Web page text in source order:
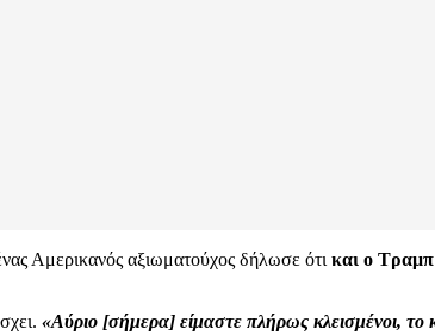
Αμερικανός αξιωματούχος δήλωσε ότι και ο Τραμπ
«Αύριο [σήμερα] είμαστε πλήρως κλεισμένοι, το